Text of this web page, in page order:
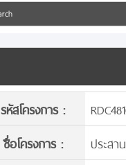
รหัสโครงการ :
ชื่อโครงการ :
ประส